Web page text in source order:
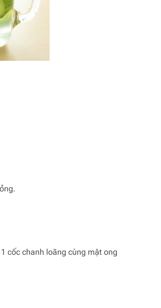
cốc chanh loãng cùng mật ong